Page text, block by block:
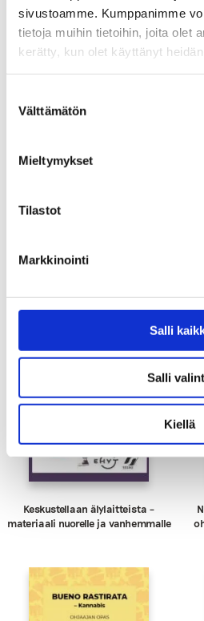
sivustoamme. Kumppanimme
tietoja muihin tietoihin, joita olet
kerätty, kun olet käyttänyt heidän
valinta
Välttämätön
Mieltymykset
Tilastot
Markkinointi
Salli
Salli
Kiellä
toiminta vuosina 2020-2025
Keskustellaan älylaitteista –
materiaali nuorelle ja vanhemmalle